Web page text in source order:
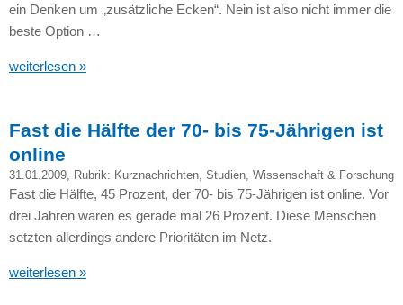
ein Denken um „zusätzliche Ecken“. Nein ist also nicht immer die
beste Option …
weiterlesen »
Fast die Hälfte der 70- bis 75-Jährigen ist
online
31.01.2009, Rubrik: Kurznachrichten, Studien, Wissenschaft & Forschung
Fast die Hälfte, 45 Prozent, der 70- bis 75-Jährigen ist online. Vor
drei Jahren waren es gerade mal 26 Prozent. Diese Menschen
setzten allerdings andere Prioritäten im Netz.
weiterlesen »